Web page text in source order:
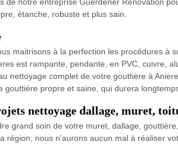
de notre entreprise Guerdener Rénovation
étanche, robuste et plus sain.
maitrisons à la perfection les procédures à
est rampante, pendante, en PVC, cuivre,
nettoyage complet de votre gouttière à
gouttière propre et saine, qui durera
nettoyage dallage, muret,
grand soin de votre muret, dallage,
région, nous n’aurons aucun mal à réaliser